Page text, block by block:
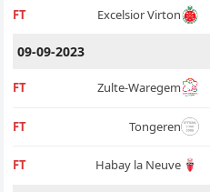
FT Excelsior Virton
09-09-2023
FT Zulte-Waregem
FT Tongeren
FT Habay la Neuve